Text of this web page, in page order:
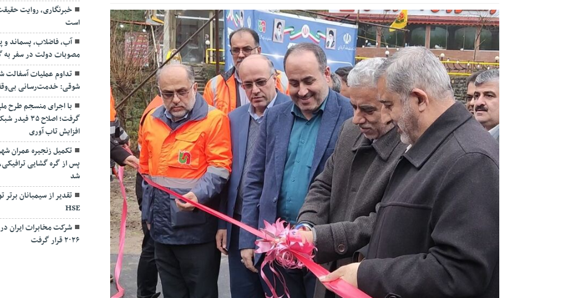
خبرنگاری، روایت
است
آب، فاضلاب، پسماند و
مصوبات دولت در سفر به
تداوم عملیات آسفالت‌
شوقی: خدمت‌رسانی
با اجرای منسجم طرح
گرفت؛
افزایش تاب آوری
تکمیل زنجیره عمران
پس از گره گشایی
شد
تقدیر از سیمبانان
HSE
شرکت مخابرات ایران
۲۰۲۶ قرار گرفت